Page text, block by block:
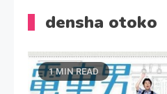
densha otoko
1 MIN READ